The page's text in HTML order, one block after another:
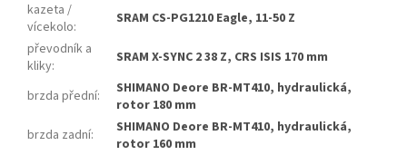
kazeta /
vícekolo:
SRAM CS-PG1210 Eagle, 11-50 Z
převodník a
kliky: SRAM X-SYNC 2 38 Z, CRS ISIS 170 mm
brzda přední:
SHIMANO Deore BR-MT410, hydraulická,
rotor 180 mm
brzda zadní:
SHIMANO Deore BR-MT410, hydraulická,
rotor 160 mm